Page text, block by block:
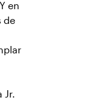
en
de
Jr.